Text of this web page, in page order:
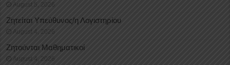
August 5, 2026
Ζητείται Υπεύθυνος/η Λογιστηρίου
August 4, 2026
Ζητούνται Μαθηματικοί
August 4, 2026